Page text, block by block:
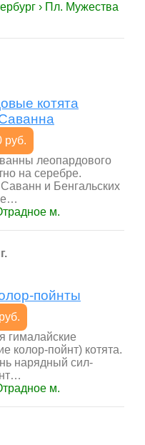
› Пл. Мужества
котята
руб.
леопардового
на серебре.
и Бенгальских
м.
пойнты
гималайские
колор-пойнт) котята.
нарядный сил-
м.